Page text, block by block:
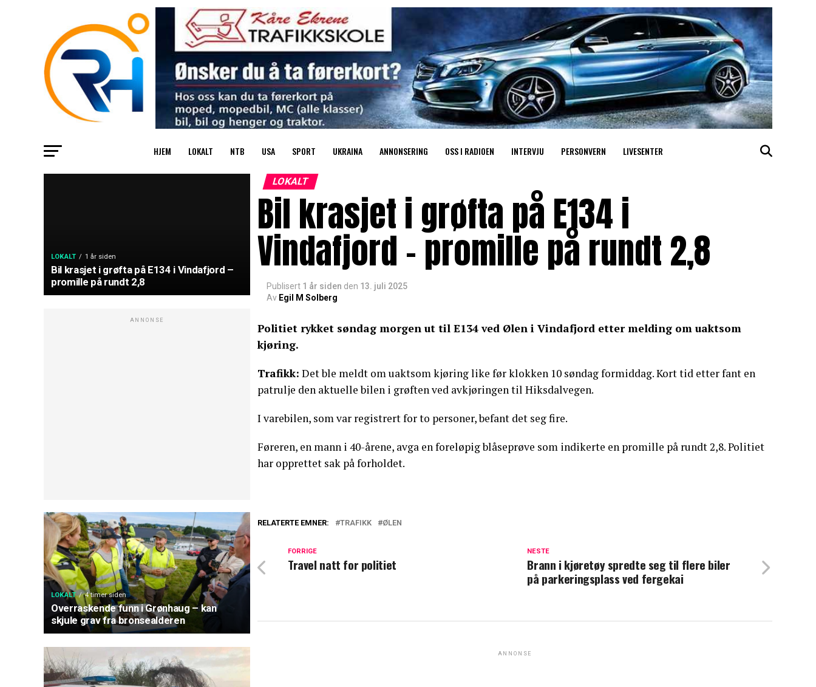
HJEM LOKALT NTB USA SPORT UKRAINA ANNONSERING OSS I RADIOEN INTERVJU PERSONVERN LIVESENTER
LOKALT 1 år siden
Bil krasjet i grøfta på E134 i Vindafjord –
promille på rundt 2,8
ANNONSE
LOKALT 4 timer siden
Overraskende funn i Grønhaug – kan
skjule grav fra bronsealderen
LOKALT
Bil krasjet i grøfta på E134 i
Vindafjord – promille på rundt 2,8
Publisert 1 år siden den 13. juli 2025
Av Egil M Solberg
Politiet rykket søndag morgen ut til E134 ved Ølen i Vindafjord etter melding om uaktsom
kjøring.
Trafikk: Det ble meldt om uaktsom kjøring like før klokken 10 søndag formiddag. Kort tid etter fant en
patrulje den aktuelle bilen i grøften ved avkjøringen til Hiksdalvegen.
I varebilen, som var registrert for to personer, befant det seg fire.
Føreren, en mann i 40-årene, avga en foreløpig blåseprøve som indikerte en promille på rundt 2,8. Politiet
har opprettet sak på forholdet.
RELATERTE EMNER: TRAFIKK ØLEN
NESTE
Brann i kjøretøy spredte seg til flere biler
på parkeringsplass ved fergekai
FORRIGE
Travel natt for politiet
ANNONSE